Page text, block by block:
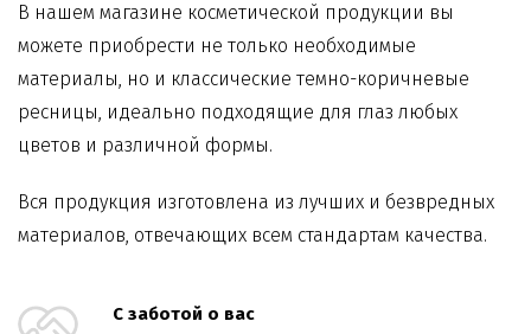
В нашем магазине косметической продукции вы
можете приобрести не только необходимые
материалы, но и классические темно-коричневые
ресницы, идеально подходящие для глаз любых
цветов и различной формы.
Вся продукция изготовлена из лучших и безвредных
материалов, отвечающих всем стандартам качества.
С заботой о вас